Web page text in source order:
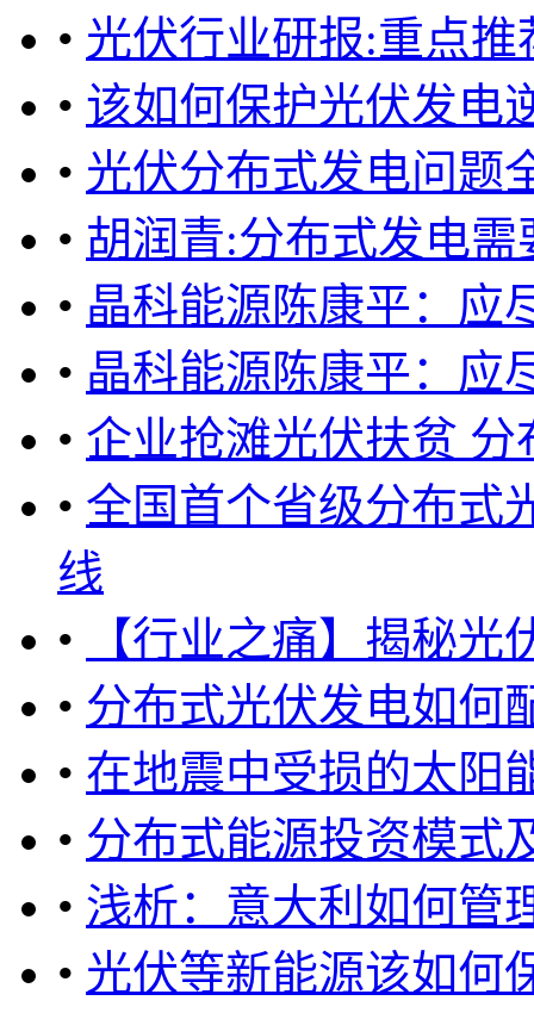
• 光伏行业研报:重点
• 该如何保护光伏发电
• 光伏分布式发电问题
• 胡润青:分布式发电
• 晶科能源陈康平：应
• 晶科能源陈康平：应
• 企业抢滩光伏扶贫
• 全国首个省级分布式
线
•
【行业之痛】揭秘光
• 分布式光伏发电如何
• 在地震中受损的太阳
• 分布式能源投资模式
• 浅析：意大利如何管
• 光伏等新能源该如何